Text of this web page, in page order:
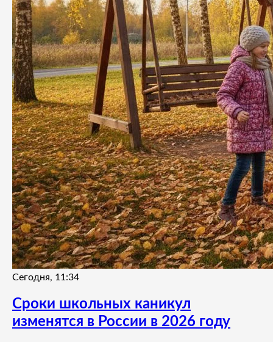
Сегодня, 11:34
Сроки школьных каникул
изменятся в России в 2026 году